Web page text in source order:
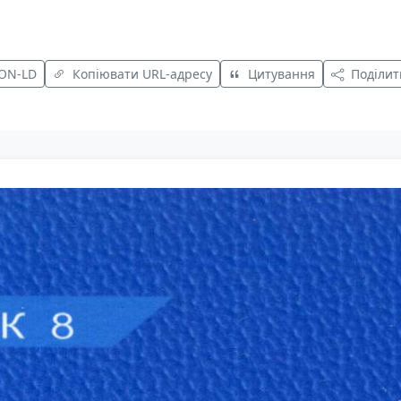
LD Копіювати URL-адресу Цитування